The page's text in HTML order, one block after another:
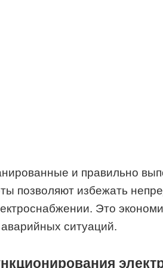
и правильно
позволяют избежать
Это
ситуаций.